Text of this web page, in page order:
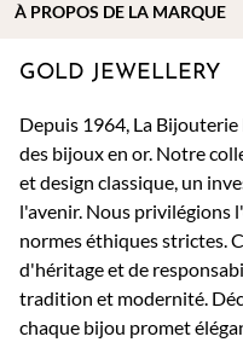
GOLD JEWELLERY
Depuis 1964, La
des bijoux en or. Notre
et design classique, un
l'avenir. Nous privilégions
normes éthiques strictes.
d'héritage et de
tradition et modernité.
chaque bijou promet
À PROPOS DE LA MARQUE